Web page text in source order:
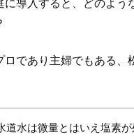
に導入すると、どのよう
ロであり主婦でもある、
道水は微量とはいえ塩素